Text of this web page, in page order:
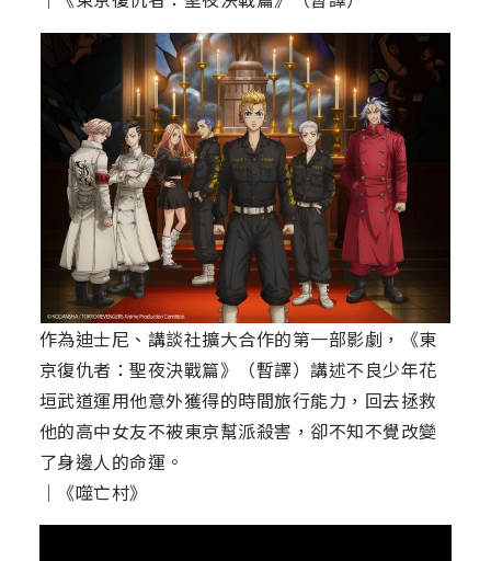
作為迪士尼、講談社擴大合作的第一部影劇，《東
京復仇者：聖夜決戰篇》（暫譯）講述不良少年花
垣武道運用他意外獲得的時間旅行能力，回去拯救
他的高中女友不被東京幫派殺害，卻不知不覺改變
了身邊人的命運。
｜《噬亡村》